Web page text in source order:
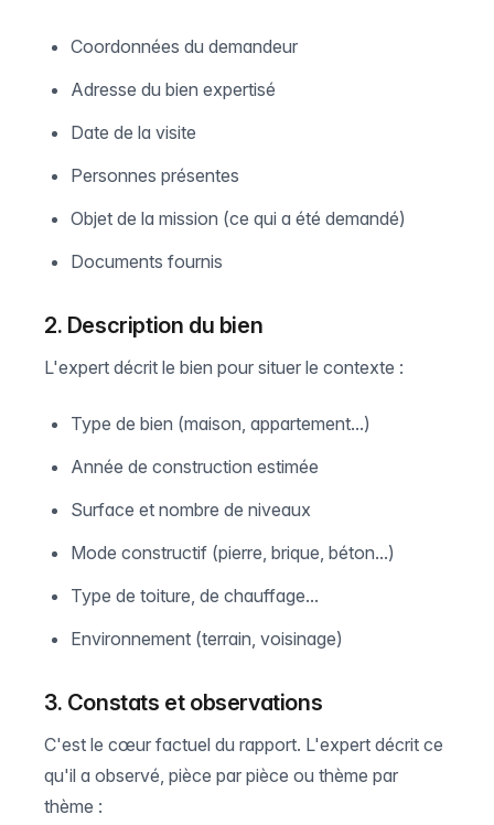
Coordonnées du demandeur
Adresse du bien expertisé
Date de la visite
Personnes présentes
Objet de la mission (ce qui a été demandé)
Documents fournis
2. Description du bien
L'expert décrit le bien pour situer le contexte :
Type de bien (maison, appartement...)
Année de construction estimée
Surface et nombre de niveaux
Mode constructif (pierre, brique, béton...)
Type de toiture, de chauffage...
Environnement (terrain, voisinage)
3. Constats et observations
C'est le cœur factuel du rapport. L'expert décrit ce
qu'il a observé, pièce par pièce ou thème par
thème :